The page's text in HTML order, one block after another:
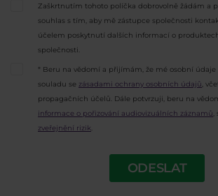
Zaškrtnutím tohoto políčka dobrovolně žádám a
souhlas s tím, aby mě zástupce společnosti
účelem poskytnutí dalších informací o
společnosti.
* Beru na vědomí a přijímám, že mé osobní údaje
souladu se zásadami ochrany osobních údajů,
propagačních účelů. Dále potvrzuji, beru na
informace o pořizování audiovizuálních záznamů,
zveřejnění rizik.
ODESLAT